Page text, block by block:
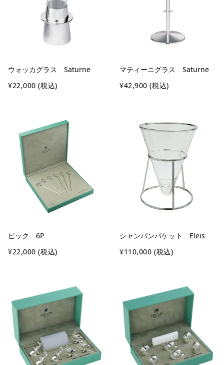
ウォッカグラス Saturne
¥22,000 (税込)
マティーニグラス Saturne
¥42,900 (税込)
ピック 6P
¥22,000 (税込)
シャンパンバケット Eleis
¥110,000 (税込)